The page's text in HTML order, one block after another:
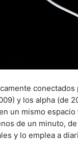
y los alpha (de
un mismo
de un minuto,
y lo emplea a